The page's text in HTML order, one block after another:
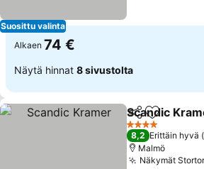
Suosittu valinta
Alkaen 74 €
Näytä hinnat 8 sivustolta
Jaa Lisää
Scandic
4 Tähtiluokitus
8,2 Erittäin hyvä
Malmö
Näkymät